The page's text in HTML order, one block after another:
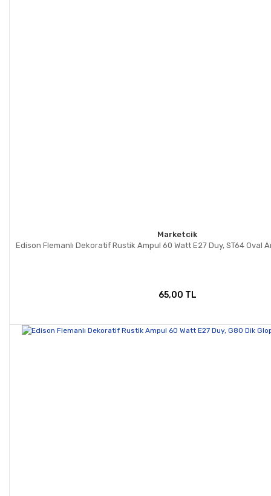
Marketcik
Edison Flemanlı Dekoratif Rustik Ampul 60 Watt E27 Duy, ST64 Oval
65,00 TL